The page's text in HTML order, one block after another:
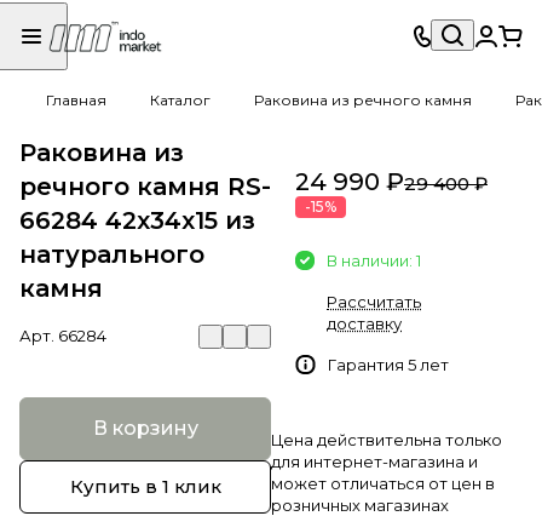
Главная Каталог Раковина из речного камня
Раковина из
речного камня RS-
66284 42х34х15 из
натурального
камня
Арт. 66284
В корзину
Купить в 1 клик
24 990 ₽29 400 ₽
-15%
В наличии: 1
Рассчитать
доставку
Гарантия 5 лет
Цена действительна только
для интернет-магазина и
может отличаться от цен в
розничных магазинах